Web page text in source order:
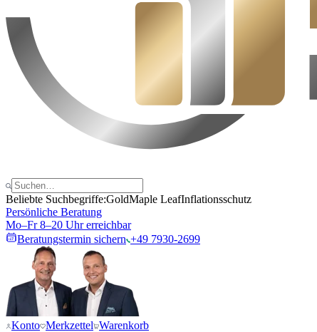
Beliebte Suchbegriffe:GoldMaple LeafInflationsschutz
Persönliche Beratung
Mo–Fr 8–20 Uhr erreichbar
Beratungstermin sichern +49 7930-2699
Konto Merkzettel Warenkorb